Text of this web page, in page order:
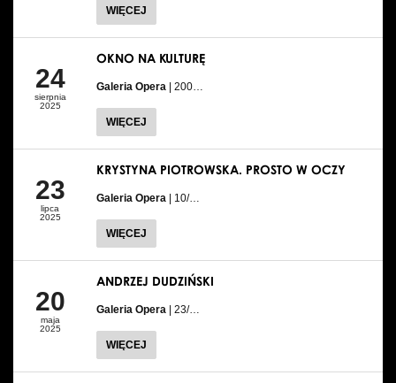
WIĘCEJ
24
sierpnia
2025
OKNO NA KULTURĘ
Galeria Opera | 200…
WIĘCEJ
23
lipca
2025
KRYSTYNA PIOTROWSKA. PROSTO W OCZY
Galeria Opera | 10/…
WIĘCEJ
20
maja
2025
ANDRZEJ DUDZIŃSKI
Galeria Opera | 23/…
WIĘCEJ